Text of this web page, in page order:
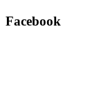
Facebook